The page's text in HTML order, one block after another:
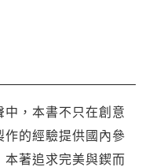
，本書不只在創意
作的經驗提供國內參
著追求完美與鍥而